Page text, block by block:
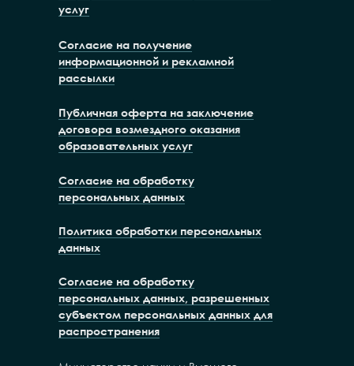
услуг
Публичная оферта на заключение
договора возмездного оказания
образовательных услуг
Политика обработки персональных
данных
Согласие на обработку
персональных данных
Согласие на получение
информационной и рекламной
рассылки
Согласие на обработку
персональных данных, разрешенных
субъектом персональных данных для
распространения